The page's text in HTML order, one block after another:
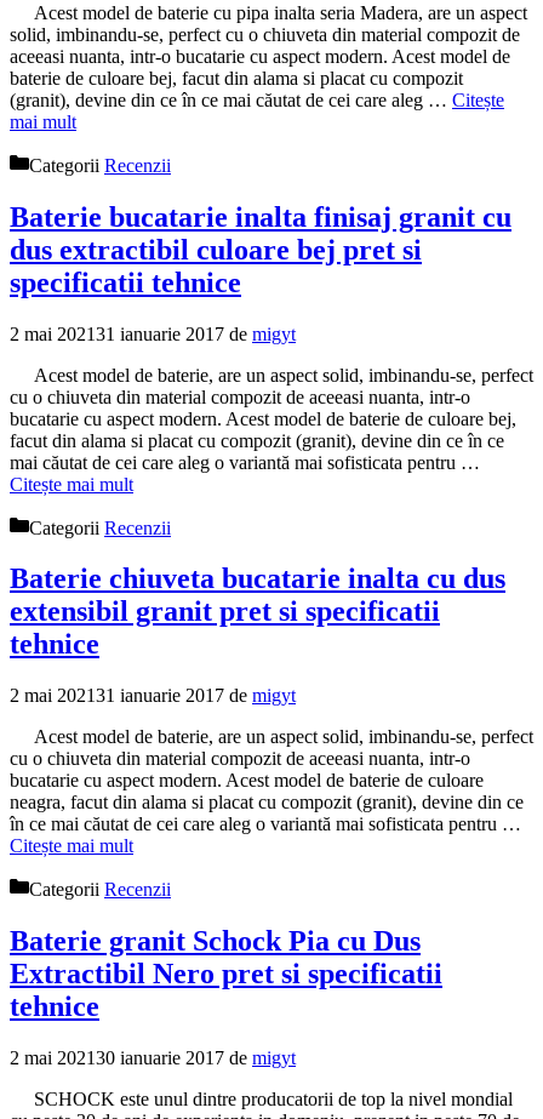
Acest model de baterie cu pipa inalta seria Madera, are un aspect
solid, imbinandu-se, perfect cu o chiuveta din material compozit de
aceeasi nuanta, intr-o bucatarie cu aspect modern. Acest model de
baterie de culoare bej, facut din alama si placat cu compozit
(granit), devine din ce în ce mai căutat de cei care aleg … Citește
mai mult
Categorii Recenzii
Baterie bucatarie inalta finisaj granit cu
dus extractibil culoare bej pret si
specificatii tehnice
2 mai 202131 ianuarie 2017 de migyt
Acest model de baterie, are un aspect solid, imbinandu-se, perfect
cu o chiuveta din material compozit de aceeasi nuanta, intr-o
bucatarie cu aspect modern. Acest model de baterie de culoare bej,
facut din alama si placat cu compozit (granit), devine din ce în ce
mai căutat de cei care aleg o variantă mai sofisticata pentru …
Citește mai mult
Categorii Recenzii
Baterie chiuveta bucatarie inalta cu dus
extensibil granit pret si specificatii
tehnice
2 mai 202131 ianuarie 2017 de migyt
Acest model de baterie, are un aspect solid, imbinandu-se, perfect
cu o chiuveta din material compozit de aceeasi nuanta, intr-o
bucatarie cu aspect modern. Acest model de baterie de culoare
neagra, facut din alama si placat cu compozit (granit), devine din ce
în ce mai căutat de cei care aleg o variantă mai sofisticata pentru …
Citește mai mult
Categorii Recenzii
Baterie granit Schock Pia cu Dus
Extractibil Nero pret si specificatii
tehnice
2 mai 202130 ianuarie 2017 de migyt
SCHOCK este unul dintre producatorii de top la nivel mondial